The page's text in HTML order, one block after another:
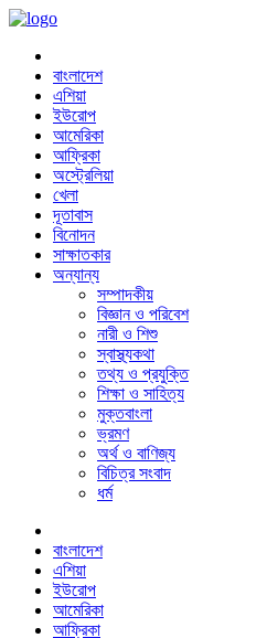
বাংলাদেশ
এশিয়া
ইউরোপ
আমেরিকা
আফ্রিকা
অস্ট্রেলিয়া
খেলা
দূতাবাস
বিনোদন
সাক্ষাতকার
অন্যান্য
সম্পাদকীয়
বিজ্ঞান ও পরিবেশ
নারী ও শিশু
স্বাস্থ্যকথা
তথ্য ও প্রযুক্তি
শিক্ষা ও সাহিত্য
মুক্তবাংলা
ভ্রমণ
অর্থ ও বাণিজ্য
বিচিত্র সংবাদ
ধর্ম
বাংলাদেশ
এশিয়া
ইউরোপ
আমেরিকা
আফ্রিকা